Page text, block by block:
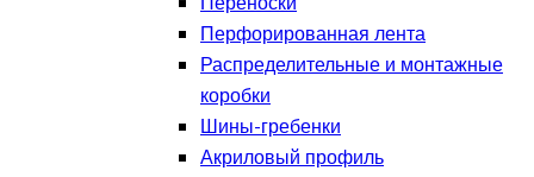
Перфорированная лента
Распределительные и монтажные
коробки
Шины-гребенки
Акриловый профиль